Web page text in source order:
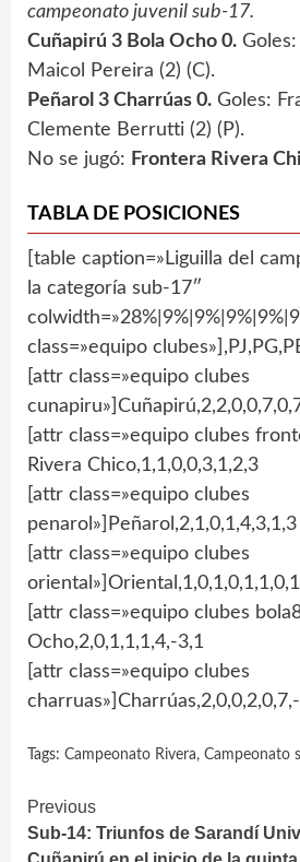
campeonato juvenil sub-17.
Cuñapirú 3 Bola Ocho 0.
Maicol Pereira (2) (C).
Peñarol 3 Charrúas 0. Goles:
Clemente Berrutti (2) (P).
No se jugó: Frontera Rivera
TABLA DE POSICIONES
[table caption=»Liguilla del
la categoría sub-17″
class=»equipo
[attr class=»equipo clubes
[attr class=»equipo clubes
Rivera Chico,1,1,0,0,3,1,2,3
[attr class=»equipo clubes
penarol»]Peñarol,2,1,0,1,4,3,1,3
[attr class=»equipo clubes
oriental»]Oriental,1,0,1,0,1,1,0,1
[attr class=»equipo clubes
Ocho,2,0,1,1,1,4,-3,1
[attr class=»equipo clubes
Tags: Campeonato Rivera, Campeonato
Continue
Reading
Previous
Sub-14: Triunfos de Sarandí